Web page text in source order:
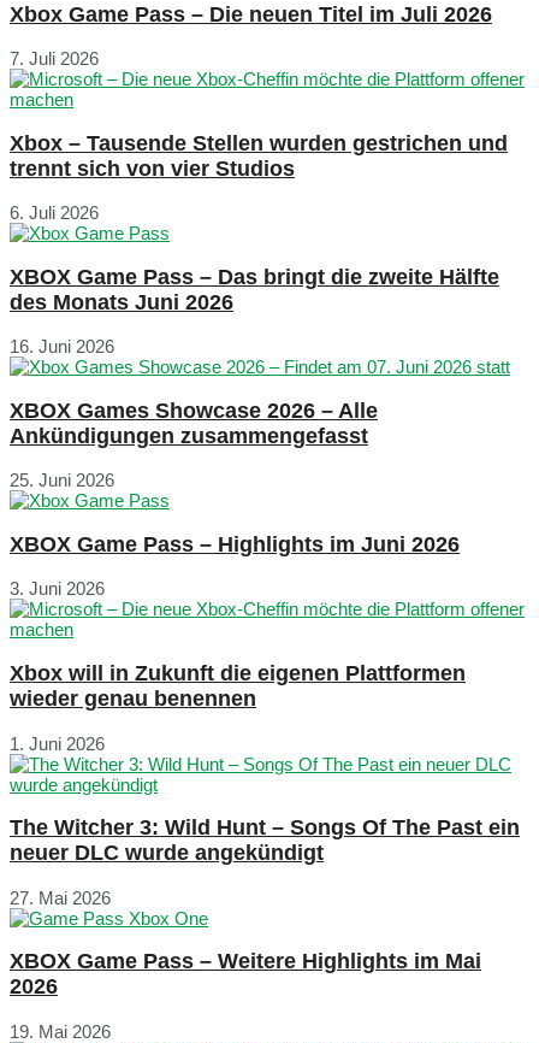
Xbox Game Pass – Die neuen Titel im Juli 2026
7. Juli 2026
Xbox – Tausende Stellen wurden gestrichen und
trennt sich von vier Studios
6. Juli 2026
XBOX Game Pass – Das bringt die zweite Hälfte
des Monats Juni 2026
16. Juni 2026
XBOX Games Showcase 2026 – Alle
Ankündigungen zusammengefasst
25. Juni 2026
XBOX Game Pass – Highlights im Juni 2026
3. Juni 2026
Xbox will in Zukunft die eigenen Plattformen
wieder genau benennen
1. Juni 2026
The Witcher 3: Wild Hunt – Songs Of The Past ein
neuer DLC wurde angekündigt
27. Mai 2026
XBOX Game Pass – Weitere Highlights im Mai
2026
19. Mai 2026